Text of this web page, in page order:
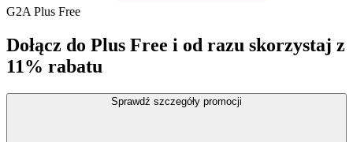
G2A Plus Free
Dołącz do Plus Free i od razu skorzystaj z
11% rabatu
Sprawdź szczegóły promocji